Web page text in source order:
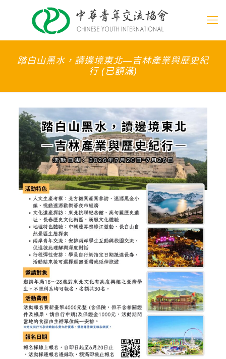
踏白山黑水，讀邊境東北—吉林產業與歷史紀
行 (已額滿)